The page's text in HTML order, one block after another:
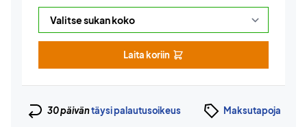
Laita koriin
30 päiväntäysi palautusoikeus Maksutapoja